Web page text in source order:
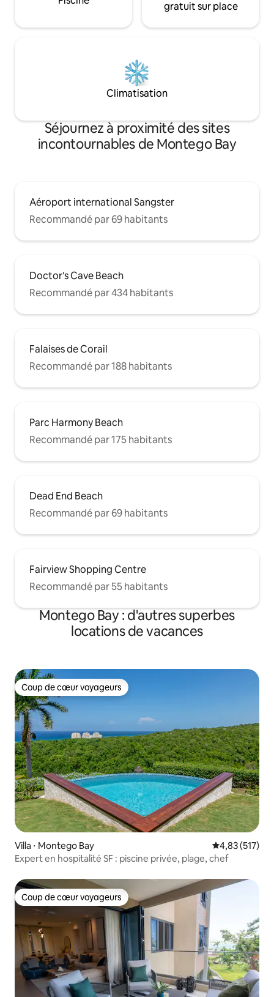
gratuit sur place
Climatisation
Séjournez à proximité des sites
incontournables de Montego Bay
Aéroport international Sangster
Recommandé par 69 habitants
Doctor's Cave Beach
Recommandé par 434 habitants
Falaises de Corail
Recommandé par 188 habitants
Parc Harmony Beach
Recommandé par 175 habitants
Dead End Beach
Recommandé par 69 habitants
Fairview Shopping Centre
Recommandé par 55 habitants
Montego Bay : d'autres superbes
locations de vacances
Coup de cœur voyageurs
Coup de cœur voyageurs
Villa ⋅ Montego Bay Évaluation
4,83 (517)
Expert en hospitalité SF : piscine privée, plage, chef
Coup de cœur voyageurs
Coup de cœur voyageurs